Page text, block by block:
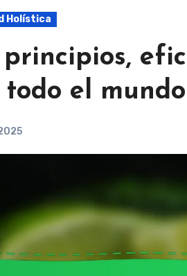
Holística
el mundo